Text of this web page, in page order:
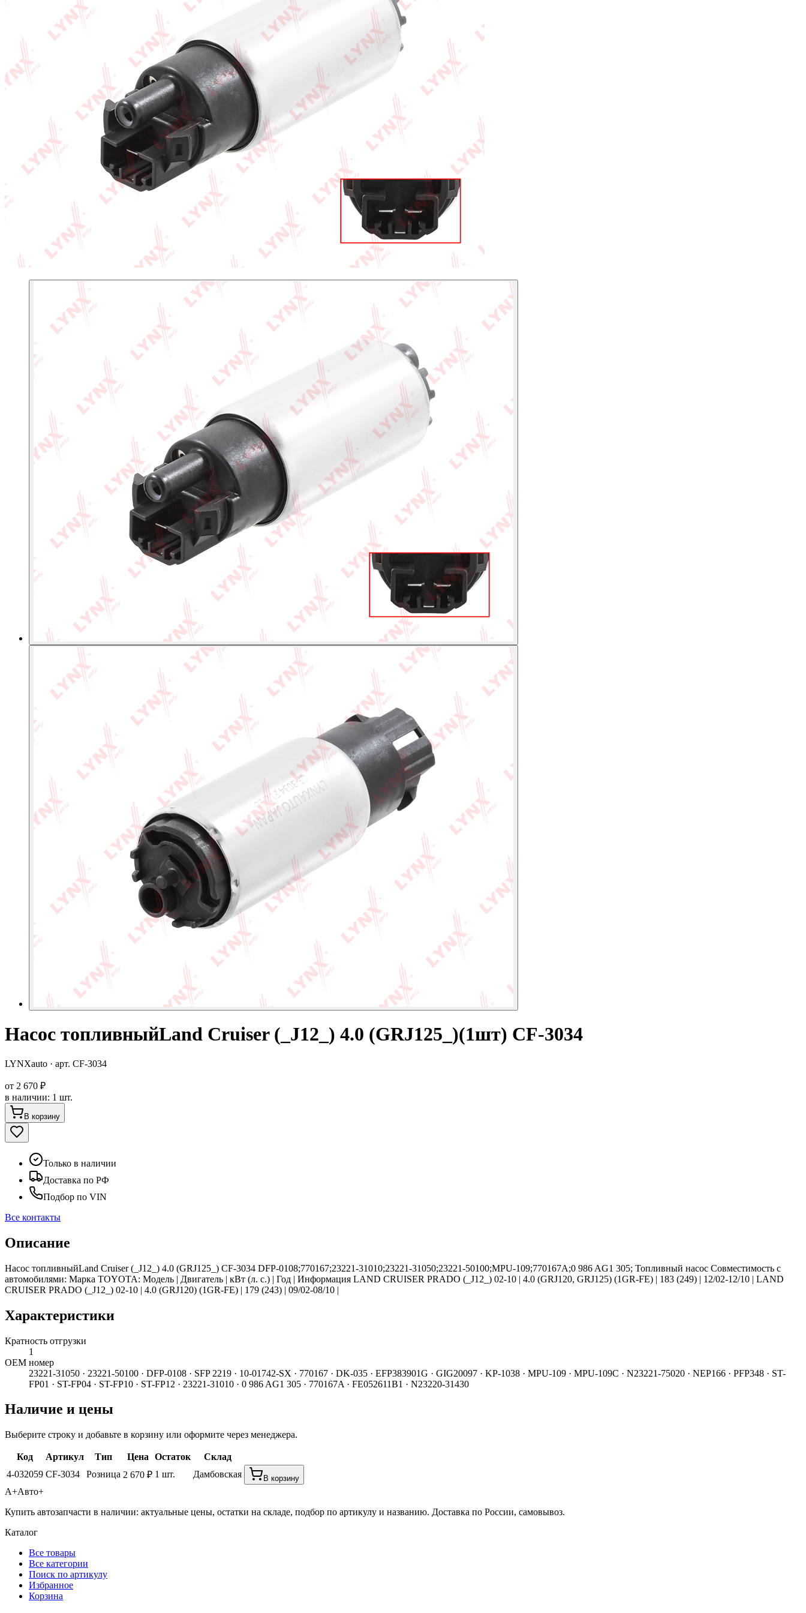
Насос топливныйLand Cruiser (_J12_) 4.0 (GRJ125_)(1шт) CF-3034
LYNXauto · арт. CF-3034
от 2 670 ₽
в наличии: 1 шт.
В корзину
Только в наличии
Доставка по РФ
Подбор по VIN
Все контакты
Описание
Насос топливныйLand Cruiser (_J12_) 4.0 (GRJ125_) CF-3034 DFP-0108;770167;23221-31010;23221-31050;23221-50100;MPU-109;770167A;0 986 AG1 305; Топливный насос Совместимость с
автомобилями: Марка TOYOTA: Модель | Двигатель | кВт (л. с.) | Год | Информация LAND CRUISER PRADO (_J12_) 02-10 | 4.0 (GRJ120, GRJ125) (1GR-FE) | 183 (249) | 12/02-12/10 | LAND
CRUISER PRADO (_J12_) 02-10 | 4.0 (GRJ120) (1GR-FE) | 179 (243) | 09/02-08/10 |
Характеристики
Кратность отгрузки
1
ОЕМ номер
23221-31050 · 23221-50100 · DFP-0108 · SFP 2219 · 10-01742-SX · 770167 · DK-035 · EFP383901G · GIG20097 · KP-1038 · MPU-109 · MPU-109C · N23221-75020 · NEP166 · PFP348 · ST-
FP01 · ST-FP04 · ST-FP10 · ST-FP12 · 23221-31010 · 0 986 AG1 305 · 770167A · FE052611B1 · N23220-31430
Наличие и цены
Выберите строку и добавьте в корзину или оформите через менеджера.
Код Артикул Тип Цена Остаток
Склад
4-032059 CF-3034 Розница 2 670 ₽ 1 шт. Дамбовская В корзину
А+Авто+
Купить автозапчасти в наличии: актуальные цены, остатки на складе, подбор по артикулу и названию. Доставка по России, самовывоз.
Каталог
Все товары
Все категории
Поиск по артикулу
Избранное
Корзина